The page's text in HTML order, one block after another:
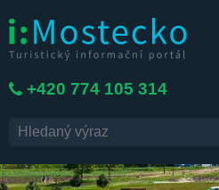
+420 774 105 314